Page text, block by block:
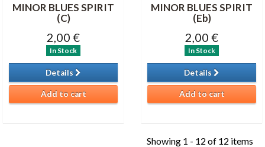
MINOR BLUES SPIRIT
(C)
2,00 €
In Stock
Details
Add to cart
MINOR BLUES SPIRIT
(Eb)
2,00 €
In Stock
Details
Add to cart
Showing 1 - 12 of 12 items